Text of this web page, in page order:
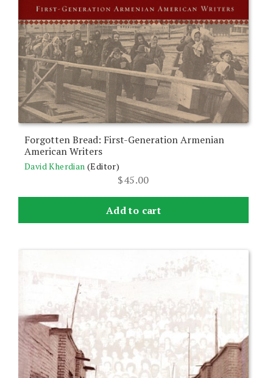
Forgotten Bread: First-Generation Armenian
American Writers
David Kherdian (Editor)
$45.00
Add to cart